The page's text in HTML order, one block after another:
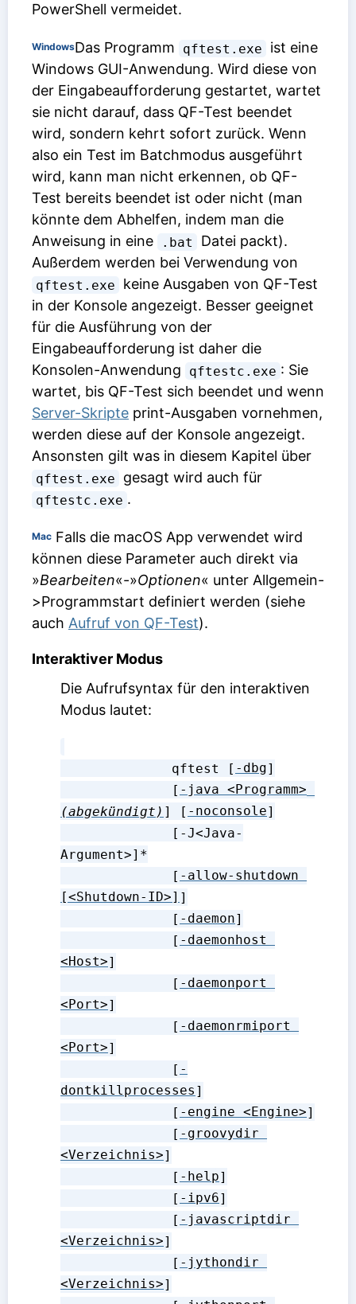
PowerShell vermeidet.
WindowsDas Programm qftest.exe
ist eine
Windows GUI-Anwendung. Wird diese von
der Eingabeaufforderung gestartet, wartet
sie nicht darauf, dass QF-Test beendet
wird, sondern kehrt sofort zurück. Wenn
also ein Test im Batchmodus ausgeführt
wird, kann man nicht erkennen, ob QF-
Test bereits beendet ist oder nicht (man
könnte dem Abhelfen, indem man die
Anweisung in eine
.bat
Datei packt).
Außerdem werden bei Verwendung von
qftest.exe
keine Ausgaben von QF-Test
in der Konsole angezeigt. Besser geeignet
für die Ausführung von der
Eingabeaufforderung ist daher die
Konsolen-Anwendung
qftestc.exe : Sie
wartet, bis QF-Test sich beendet und wenn
Server-Skripte print-Ausgaben vornehmen,
werden diese auf der Konsole angezeigt.
Ansonsten gilt was in diesem Kapitel über
qftest.exe gesagt wird auch für
qftestc.exe .
Mac Falls die macOS App verwendet wird
können diese Parameter auch direkt via
»Bearbeiten«-»Optionen« unter Allgemein-
>Programmstart definiert werden (siehe
auch Aufruf von QF-Test).
Interaktiver Modus
Die Aufrufsyntax für den interaktiven
Modus lautet:
              qftest [
-dbg]
              [
-java <Programm>
(abgekündigt) ] [ -noconsole]
Argument>]*
              [
-allow-shutdown
[<Shutdown-ID>] ]
              [
-daemon]
              [
-daemonhost
<Host>]
              [
-daemonport
<Port>]
              [
-daemonrmiport
<Port>]
              [
-
dontkillprocesses ]
              [
-engine <Engine>]
              [
-groovydir
<Verzeichnis>]
              [
-help]
              [
-ipv6]
              [
-javascriptdir
<Verzeichnis>]
              [
-jythondir
<Verzeichnis>]